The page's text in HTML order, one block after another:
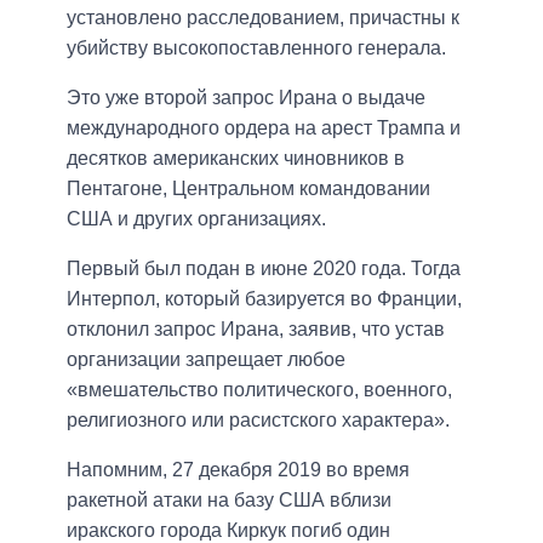
установлено расследованием, причастны к
убийству высокопоставленного генерала.
Это уже второй запрос Ирана о выдаче
международного ордера на арест Трампа и
десятков американских чиновников в
Пентагоне, Центральном командовании
США и других организациях.
Первый был подан в июне 2020 года. Тогда
Интерпол, который базируется во Франции,
отклонил запрос Ирана, заявив, что устав
организации запрещает любое
«вмешательство политического, военного,
религиозного или расистского характера».
Напомним, 27 декабря 2019 во время
ракетной атаки на базу США вблизи
иракского города Киркук погиб один